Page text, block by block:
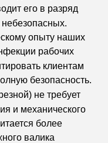
его в разряд
небезопасных.
опыту наших
рабочих
клиентам
безопасность.
не требует
и механического
более
валика